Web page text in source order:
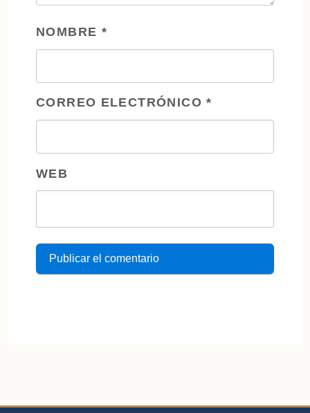
NOMBRE *
CORREO ELECTRÓNICO*
WEB